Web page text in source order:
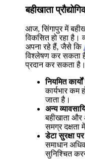
बहीखाता
आज, सिंगापुर में
विकसित हो रहा है।
अपना रहे हैं, जैसे कि
विश्लेषण कर सकता
प्रदान कर सकता
नियमित
कार्यभार कम
जाता है।
अन्य
बहीखाता और
समग्र दक्षता
डेटा सुरक्षा
समाधान
सुनिश्चित